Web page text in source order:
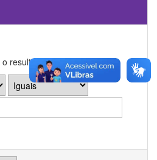
resultado de busca.